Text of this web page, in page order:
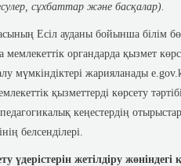
сұхбаттар және басқалар).
Есіл ауданы бойынша білім
органдарда қызмет
мүмкіндіктері жарияланады
қызметтерді көрсету
кеңестердің
белсенділері.
үдерістерін жетілдіру жөніндегі